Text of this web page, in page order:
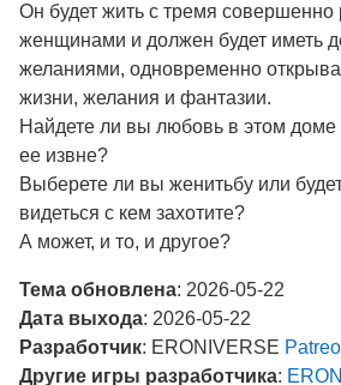
Он будет жить с тремя совершенно
женщинами и должен будет иметь
желаниями, одновременно
жизни, желания и фантазии.
Найдете ли вы любовь в этом доме
ее извне?
Выберете ли вы женитьбу или
видеться с кем захотите?
А может, и то, и другое?
Тема обновлена: 2026-05-22
Дата выхода: 2026-05-22
Разработчик: ERONIVERSE
Другие игры разработчика: